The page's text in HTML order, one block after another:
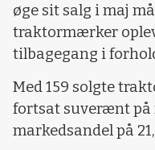
øge sit salg i maj
traktormærker
tilbagegang i
Med 159 solgte
fortsat suverænt på
markedsandel på